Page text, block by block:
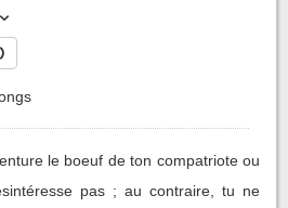
le boeuf de ton compatriote ou
pas ; au contraire, tu ne